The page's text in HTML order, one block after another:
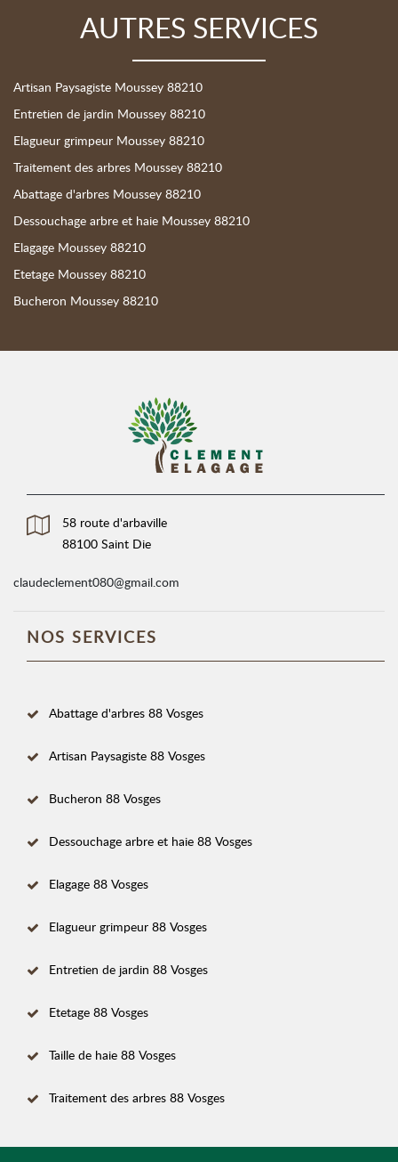
AUTRES SERVICES
Artisan Paysagiste Moussey 88210
Entretien de jardin Moussey 88210
Elagueur grimpeur Moussey 88210
Traitement des arbres Moussey 88210
Abattage d'arbres Moussey 88210
Dessouchage arbre et haie Moussey 88210
Elagage Moussey 88210
Etetage Moussey 88210
Bucheron Moussey 88210
58 route d'arbaville
88100 Saint Die
claudeclement080@gmail.com
NOS SERVICES
Abattage d'arbres 88 Vosges
Artisan Paysagiste 88 Vosges
Bucheron 88 Vosges
Dessouchage arbre et haie 88 Vosges
Elagage 88 Vosges
Elagueur grimpeur 88 Vosges
Entretien de jardin 88 Vosges
Etetage 88 Vosges
Taille de haie 88 Vosges
Traitement des arbres 88 Vosges